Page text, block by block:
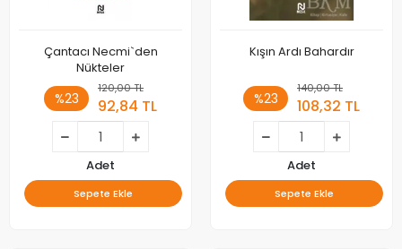
Çantacı Necmi`den
Nükteler
%23
120,00 TL
92,84 TL
Adet
Sepete Ekle
Kışın Ardı Bahardır
%23
140,00 TL
108,32 TL
Adet
Sepete Ekle